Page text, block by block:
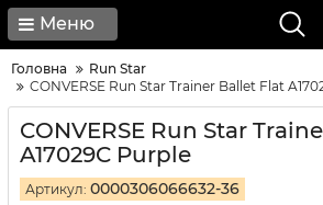
Меню
Головна
Run Star
CONVERSE Run Star Trainer Ballet Flat​
CONVERSE Run Star
A17029C Purple
Артикул: 0000306066632-36